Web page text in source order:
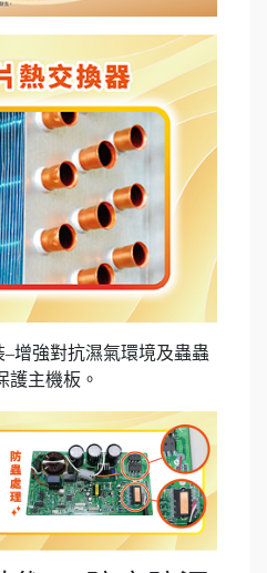
增強對抗濕氣環境及蟲蟲
護主機板。